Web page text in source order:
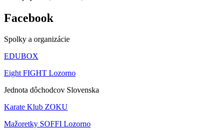
Facebook
Spolky a organizácie
EDUBOX
Eight FIGHT Lozorno
Jednota dôchodcov Slovenska
Karate Klub ZOKU
Mažoretky SOFFI Lozorno